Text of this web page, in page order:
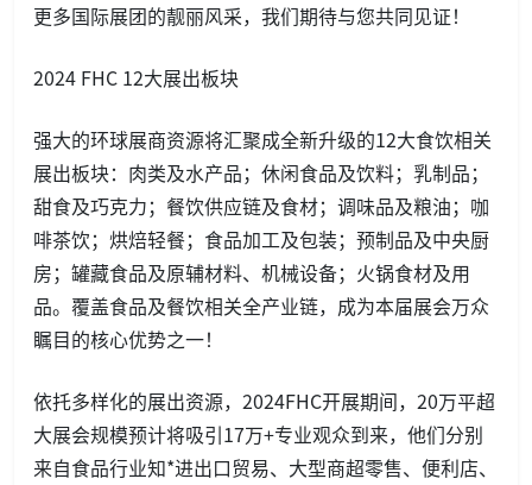
更多国际展团的靓丽风采，我们期待与您共同见证！
2024 FHC 12大展出板块
强大的环球展商资源将汇聚成全新升级的12大食饮相关
展出板块：肉类及水产品；休闲食品及饮料；乳制品；
甜食及巧克力；餐饮供应链及食材；调味品及粮油；咖
啡茶饮；烘焙轻餐；食品加工及包装；预制品及中央厨
房；罐藏食品及原辅材料、机械设备；火锅食材及用
品。覆盖食品及餐饮相关全产业链，成为本届展会万众
瞩目的核心优势之一！
依托多样化的展出资源，2024FHC开展期间，20万平超
大展会规模预计将吸引17万+专业观众到来，他们分别
来自食品行业知*进出口贸易、大型商超零售、便利店、